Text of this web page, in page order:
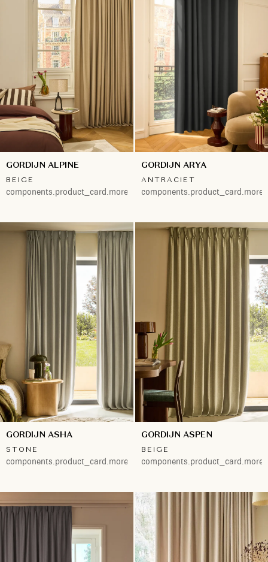
GORDIJN ALPINE
BEIGE
components.product_card.more.both
GORDIJN ARYA
ANTRACIET
GORDIJN ASHA
STONE
components.product_card.more.both
GORDIJN ASPEN
BEIGE